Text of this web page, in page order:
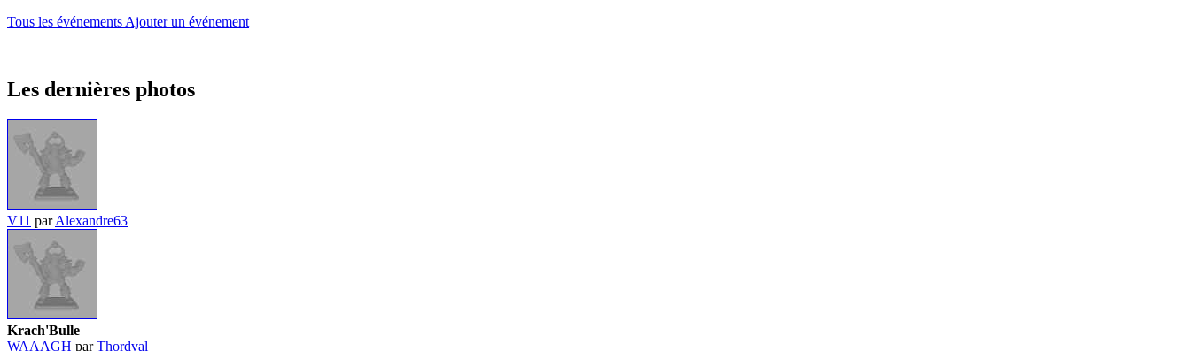
Tous les événements Ajouter un événement
Les dernières photos
V11 parAlexandre63
Krach'Bulle
WAAAGH parThordval